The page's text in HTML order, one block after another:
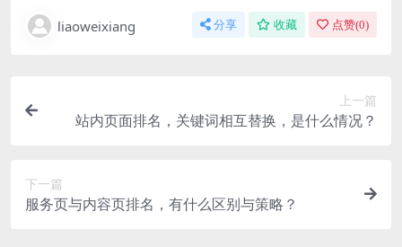
liaoweixiang 分享 收藏 点赞(0)
上一篇
站内页面排名，关键词相互替换，是什么情况？
下一篇
服务页与内容页排名，有什么区别与策略？